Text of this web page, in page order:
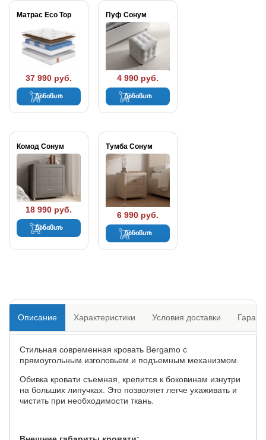
Матрас Eco Top
37 990 руб.
Добавить
Пуф Сонум
4 990 руб.
Добавить
Комод Сонум
18 990 руб.
Добавить
Тумба Сонум
6 990 руб.
Добавить
Описание Характеристики Условия доставки
Стильная современная кровать Bergamo с
прямоугольным изголовьем и подъемным механизмом.
Обивка кровати съемная, крепится к боковинам изнутри
на больших липучках. Это позволяет легче ухаживать и
чистить при необходимости ткань.